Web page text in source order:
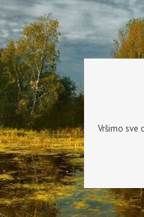
Vršimo sve